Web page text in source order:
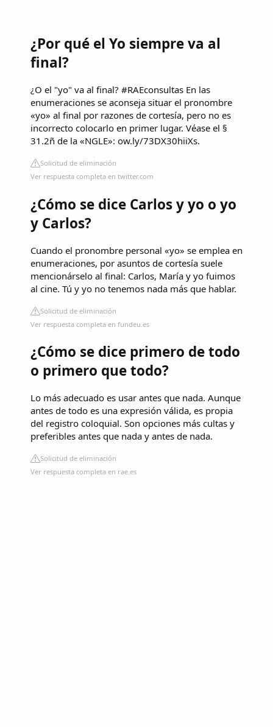
¿Por qué el Yo siempre va al
final?
¿O el "yo" va al final? #RAEconsultas En las
enumeraciones se aconseja situar el pronombre
«yo» al final por razones de cortesía, pero no es
incorrecto colocarlo en primer lugar. Véase el §
31.2ñ de la «NGLE»: ow.ly/73DX30hiiXs.
Solicitud de eliminación
Ver respuesta completa en twitter.com
¿Cómo se dice Carlos y yo o yo
y Carlos?
Cuando el pronombre personal «yo» se emplea en
enumeraciones, por asuntos de cortesía suele
mencionárselo al final: Carlos, María y yo fuimos
al cine. Tú y yo no tenemos nada más que hablar.
Solicitud de eliminación
Ver respuesta completa en fundeu.es
¿Cómo se dice primero de todo
o primero que todo?
Lo más adecuado es usar antes que nada. Aunque
antes de todo es una expresión válida, es propia
del registro coloquial. Son opciones más cultas y
preferibles antes que nada y antes de nada.
Solicitud de eliminación
Ver respuesta completa en rae.es